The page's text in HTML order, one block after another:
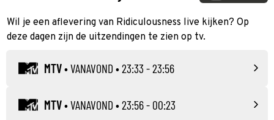
Wil je een aflevering van Ridiculousness live kijken? Op
deze dagen zijn de uitzendingen te zien op tv.
MTV•VANAVOND • 23:33 - 23:56
MTV•VANAVOND • 23:56 - 00:23